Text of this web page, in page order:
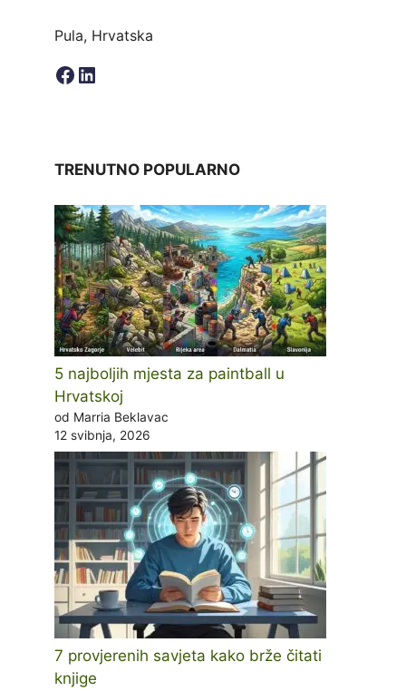
Pula, Hrvatska
Facebook
LinkedIn
TRENUTNO POPULARNO
5 najboljih mjesta za paintball u
Hrvatskoj
od Marria Beklavac
12 svibnja, 2026
7 provjerenih savjeta kako brže čitati
knjige